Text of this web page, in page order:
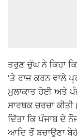
ਤਰੁਣ ਚੁੱਘ ਨੇ ਕਿਹਾ
‘ਤੇ ਰਾਜ ਕਰਨ ਵਾਲੇ
ਮੁਲਾਕਾਤ ਹੋਈ ਅਤੇ
ਸਾਰਥਕ ਚਰਚਾ
ਦਿੱਤਾ ਕਿ ਪੰਜਾਬ ਦੇ
ਆਦਿ ਤੋਂ ਬਚਾਉਣਾ